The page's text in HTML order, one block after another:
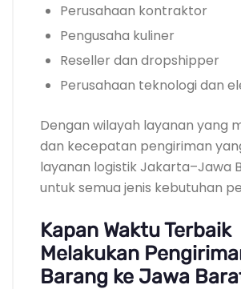
Perusahaan kontraktor
Pengusaha kuliner
Reseller dan dropshipper
Perusahaan teknologi dan
Dengan wilayah layanan yang
dan kecepatan pengiriman
layanan logistik Jakarta–Jawa
untuk semua jenis kebutuhan
Kapan Waktu Terbaik
Melakukan
Barang ke Jawa